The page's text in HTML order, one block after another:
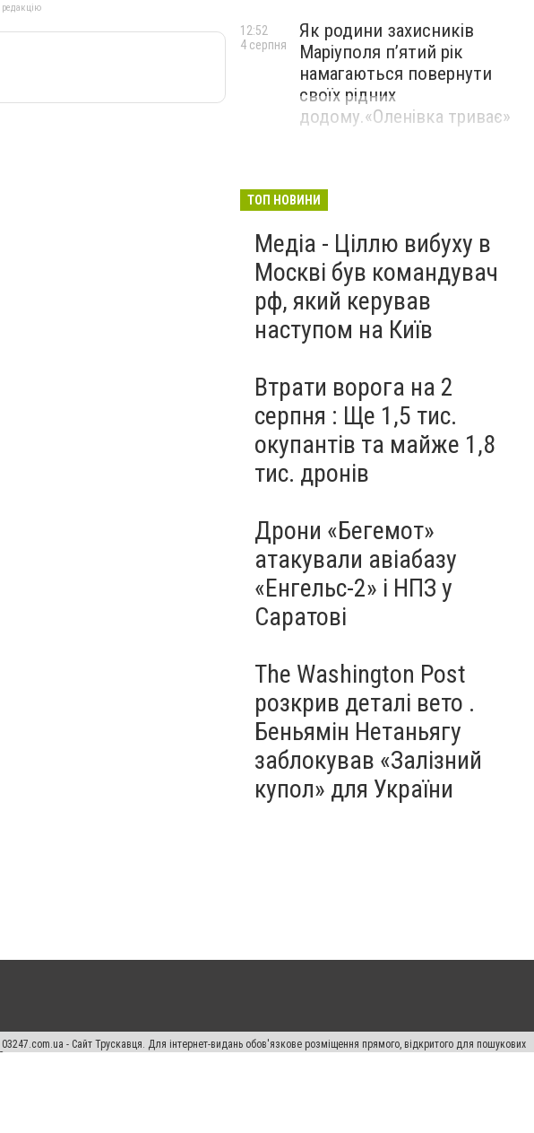
Як родини захисників
Маріуполя пʼятий рік
намагаються повернути
своїх рідних
додому.«Оленівка триває»
12:52
4 серпня
ТОП НОВИНИ
Медіа - Ціллю вибуху в
Москві був командувач
рф, який керував
наступом на Київ
Втрати ворога на 2
серпня : Ще 1,5 тис.
окупантів та майже 1,8
тис. дронів
Дрони «Бегемот»
атакували авіабазу
«Енгельс-2» і НПЗ у
Саратові
The Washington Post
розкрив деталі вето .
Беньямін Нетаньягу
заблокував «Залізний
купол» для України
- Сайт Трускавця. Для інтернет-видань обов'язкове розміщення прямого, відкритого для пошукових